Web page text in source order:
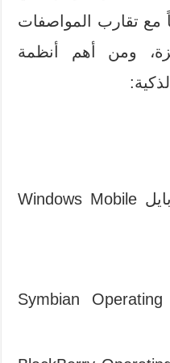
مع تقارب المواصفات
ومن أهم أنظمة
نظام تشغيل ويندوز موبايل Windows Mobile
نظام تشعيل سيمبيان Symbian Operating